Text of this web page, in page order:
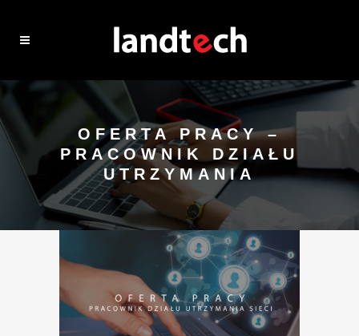
OFERTA PRACY –
PRACOWNIK DZIAŁU
UTRZYMANIA